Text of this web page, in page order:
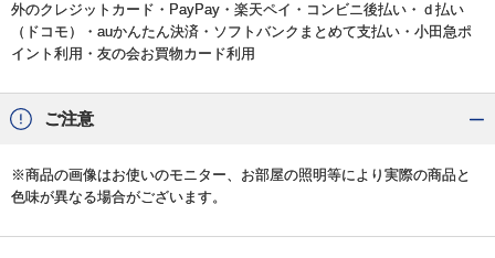
外のクレジットカード・PayPay・楽天ペイ・コンビニ後払い・ｄ払い
（ドコモ）・auかんたん決済・ソフトバンクまとめて支払い・小田急ポ
イント利用・友の会お買物カード利用
ご注意
※商品の画像はお使いのモニター、お部屋の照明等により実際の商品と
色味が異なる場合がございます。